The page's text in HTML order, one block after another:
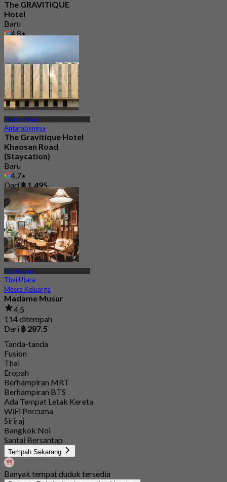
The GRAVITIQUE
Hotel
Baru
4.8
Dari
Khao San Road
Antarabangsa
The Gravitique Hotel
Khaosan Road
(Staycation)
Baru
4.7
Dari฿ 1,495
Phra Nakhon
Thai Utara
Mesra Keluarga
Madame Musur
4.5
114 ditempah
Dari ฿ 287.5
Tanda-tanda
Fusion
Thai
Eropah
Berhampiran MRT
Berhampiran BTS
Ada Tempat Letak Kereta
WiFi Percuma
Siriraj
Bangkok Noi
Santai Bersantap
Tempah Sekarang
Banyak tempat duduk tersedia